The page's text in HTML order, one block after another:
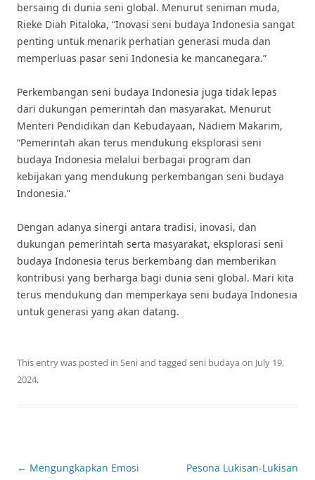
bersaing di dunia seni global. Menurut seniman muda,
Rieke Diah Pitaloka, “Inovasi seni budaya Indonesia sangat
penting untuk menarik perhatian generasi muda dan
memperluas pasar seni Indonesia ke mancanegara.”
Perkembangan seni budaya Indonesia juga tidak lepas
dari dukungan pemerintah dan masyarakat. Menurut
Menteri Pendidikan dan Kebudayaan, Nadiem Makarim,
“Pemerintah akan terus mendukung eksplorasi seni
budaya Indonesia melalui berbagai program dan
kebijakan yang mendukung perkembangan seni budaya
Indonesia.”
Dengan adanya sinergi antara tradisi, inovasi, dan
dukungan pemerintah serta masyarakat, eksplorasi seni
budaya Indonesia terus berkembang dan memberikan
kontribusi yang berharga bagi dunia seni global. Mari kita
terus mendukung dan memperkaya seni budaya Indonesia
untuk generasi yang akan datang.
This entry was posted in Seniand tagged seni budaya on July 19,
2024.
Post
← Mengungkapkan Emosi
Pesona Lukisan-Lukisan